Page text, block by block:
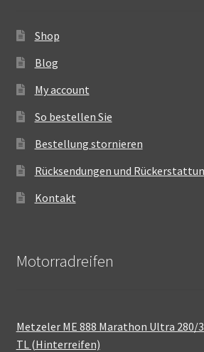
Shop
Blog
My account
So bestellen Sie
Bestellung stornieren
Rücksendungen und
Kontakt
Motorradreifen
Metzeler ME 888 Marathon Ultra 280/
TL (Hinterreifen)